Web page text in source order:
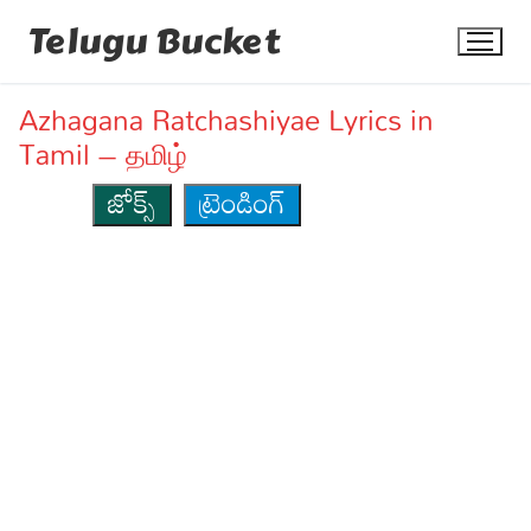
Telugu Bucket
Azhagana Ratchashiyae Lyrics in
Tamil – தமிழ்
జోక్స్
ట్రెండింగ్